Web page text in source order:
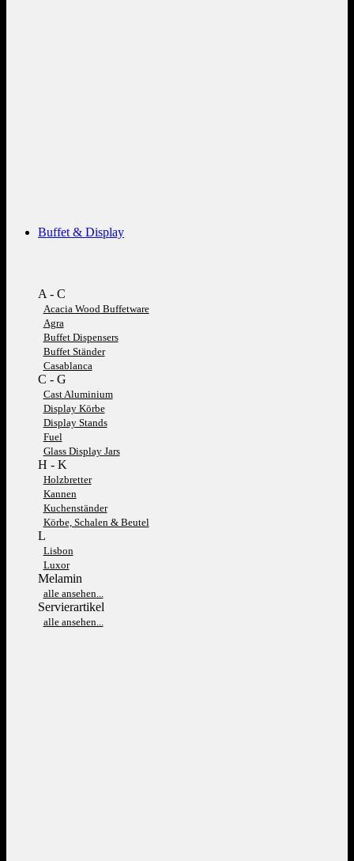
Buffet & Display
A - C
Acacia Wood Buffetware
Agra
Buffet Dispensers
Buffet Ständer
Casablanca
C - G
Cast Aluminium
Display Körbe
Display Stands
Fuel
Glass Display Jars
H - K
Holzbretter
Kannen
Kuchenständer
Körbe, Schalen & Beutel
L
Lisbon
Luxor
Melamin
alle ansehen...
Servierartikel
alle ansehen...